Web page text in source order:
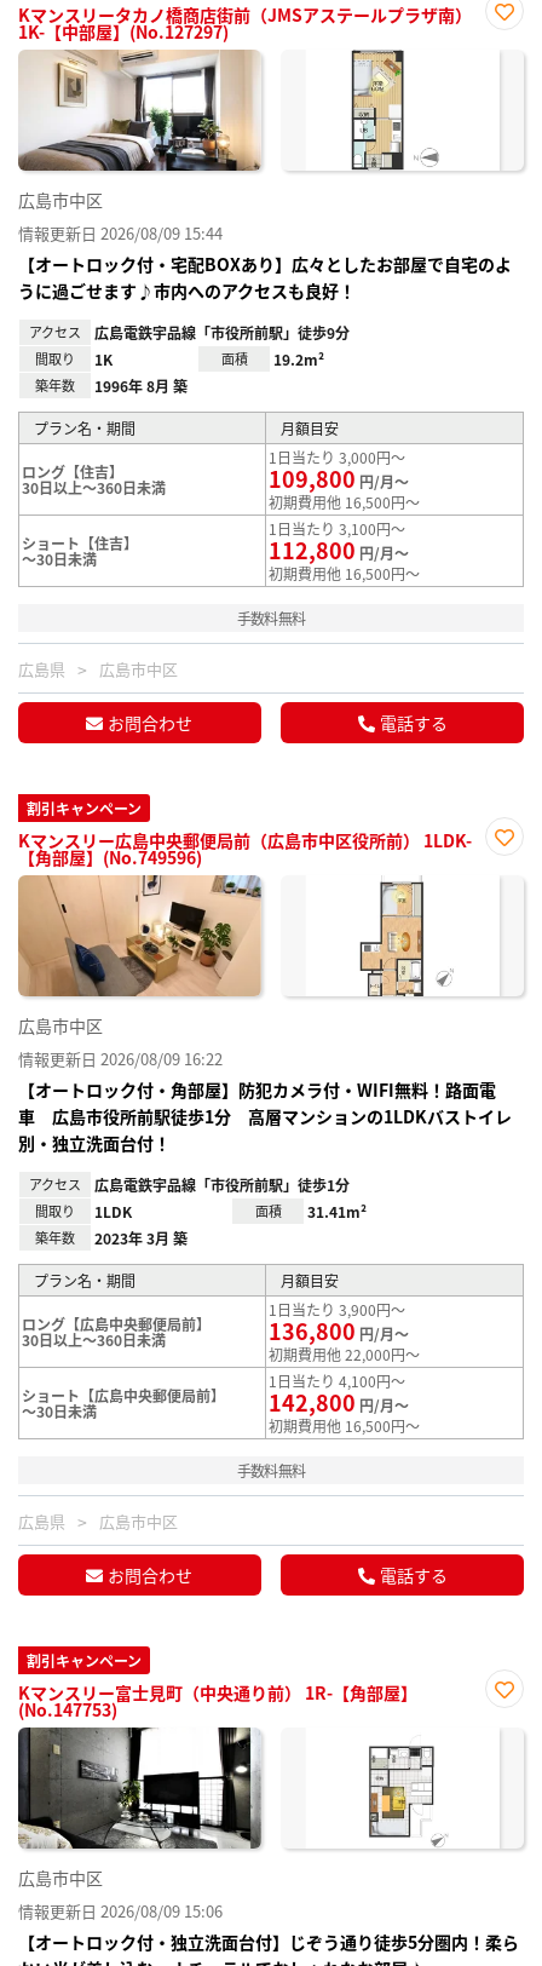
Kマンスリータカノ橋商店街前（JMSアステールプラザ南）
1K-【中部屋】(No.127297)
に入
広島市中区
情報更新日 2026/08/09 15:44
【オートロック付・宅配BOXあり】広々としたお部屋で自宅のよ
うに過ごせます♪市内へのアクセスも良好！
アクセス 広島電鉄宇品線「市役所前駅」徒歩9分
間取り 1K 面積 19.2m²
築年数 1996年 8月 築
プラン名・期間 月額目安
ロング【住吉】
30日以上～360日未満
1日当たり 3,000円～
109,800 円/月～
初期費用他 16,500円～
ショート【住吉】
～30日未満
1日当たり 3,100円～
112,800 円/月～
初期費用他 16,500円～
手数料無料
広島県 広島市中区
お問合わせ 電話する
割引キャンペーン
Kマンスリー広島中央郵便局前（広島市中区役所前） 1LDK-
【角部屋】(No.749596)
に入
広島市中区
情報更新日 2026/08/09 16:22
【オートロック付・角部屋】防犯カメラ付・WIFI無料！路面電
車 広島市役所前駅徒歩1分 高層マンションの1LDKバストイレ
別・独立洗面台付！
アクセス 広島電鉄宇品線「市役所前駅」徒歩1分
間取り 1LDK 面積 31.41m²
築年数 2023年 3月 築
プラン名・期間 月額目安
ロング【広島中央郵便局前】
30日以上～360日未満
1日当たり 3,900円～
136,800 円/月～
初期費用他 22,000円～
ショート【広島中央郵便局前】
～30日未満
1日当たり 4,100円～
142,800 円/月～
初期費用他 16,500円～
手数料無料
広島県 広島市中区
お問合わせ 電話する
割引キャンペーン
Kマンスリー富士見町（中央通り前） 1R-【角部屋】
(No.147753)
に入
広島市中区
情報更新日 2026/08/09 15:06
【オートロック付・独立洗面台付】じぞう通り徒歩5分圏内！柔ら